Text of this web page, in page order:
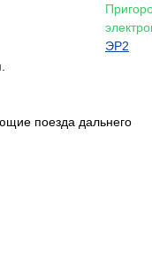
ЭР2
поезда дальнего